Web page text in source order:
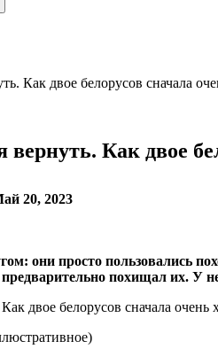
Как двое белорусов сначала
вернуть. Как двое
20, 2023
они просто пользовались
похищал их. У